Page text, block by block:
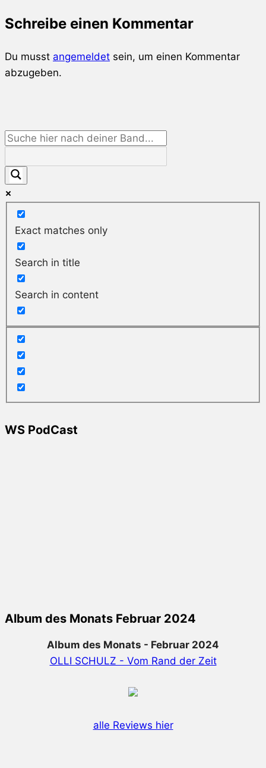
Schreibe einen Kommentar
Du musst angemeldet sein, um einen Kommentar
abzugeben.
Exact matches only
Search in title
Search in content
WS PodCast
Album des Monats Februar 2024
Album des Monats - Februar 2024
OLLI SCHULZ - Vom Rand der Zeit
alle Reviews hier